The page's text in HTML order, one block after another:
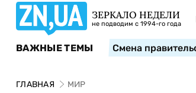
ЗЕРКАЛО НЕДЕЛИ
не подводим с 1994-го года
ВАЖНЫЕ ТЕМЫ Смена
ГЛАВНАЯ МИР